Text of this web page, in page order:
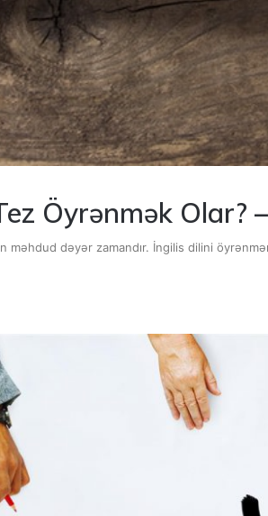
Öyrənmək Olar?
dəyər zamandır. İngilis dilini